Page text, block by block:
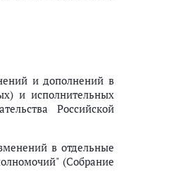
и дополнений в
и исполнительных
Российской
в отдельные
(Собрание